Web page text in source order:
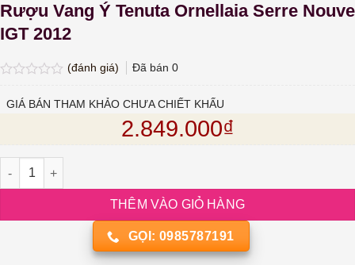
Rượu Vang Ý Tenuta Ornellaia Serre Nouve
IGT 2012
xếp
(đánh giá) Đã bán 0
GIÁ BÁN THAM KHẢO CHƯA CHIẾT KHẤU
2.849.000₫
Rượu Vang Ý Tenuta Ornellaia Serre Nouve IGT 2012 số lượng
THÊM VÀO GIỎ HÀNG
GỌI: 0985787191